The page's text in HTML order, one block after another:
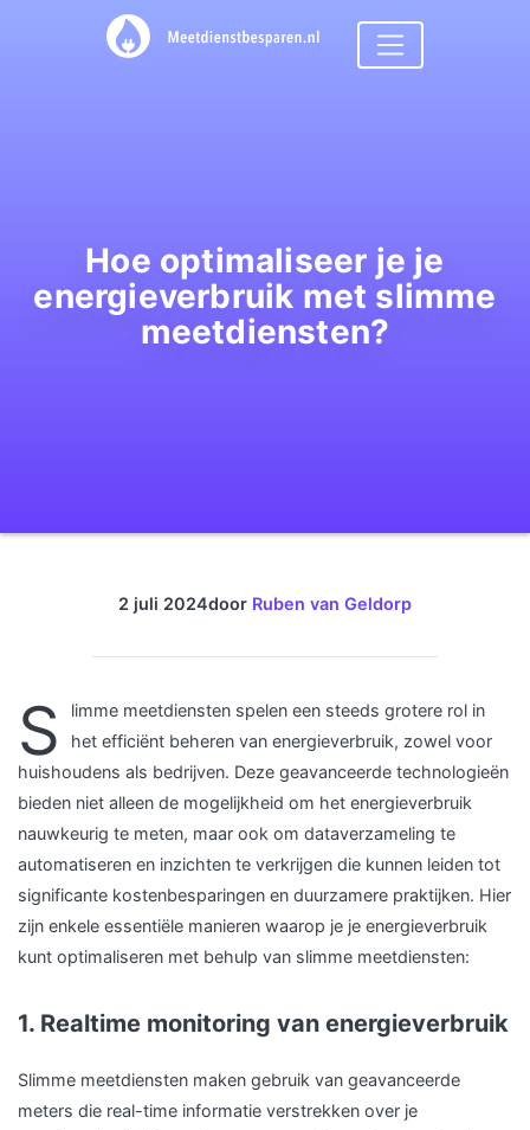
Hoe optimaliseer je je
energieverbruik met slimme
meetdiensten?
2 juli 2024door Ruben van Geldorp
S
limme meetdiensten spelen een steeds grotere rol in
het efficiënt beheren van energieverbruik, zowel voor
huishoudens als bedrijven. Deze geavanceerde technologieën
bieden niet alleen de mogelijkheid om het energieverbruik
nauwkeurig te meten, maar ook om dataverzameling te
automatiseren en inzichten te verkrijgen die kunnen leiden tot
significante kostenbesparingen en duurzamere praktijken. Hier
zijn enkele essentiële manieren waarop je je energieverbruik
kunt optimaliseren met behulp van slimme meetdiensten:
1. Realtime monitoring van energieverbruik
Slimme meetdiensten maken gebruik van geavanceerde
meters die real-time informatie verstrekken over je